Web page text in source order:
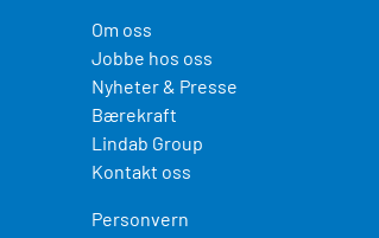
Om oss
Jobbe hos oss
Nyheter & Presse
Bærekraft
Lindab Group
Kontakt oss
Personvern